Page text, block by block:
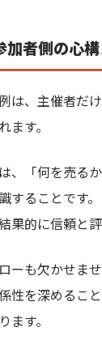
加者側の心
は、主催者だ
す。
、「何を売る
することです
果的に信頼と評
ーも欠かせま
性を深めるこ
す。